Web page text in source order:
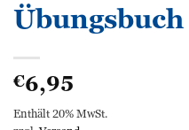
Übungsbuch
€6,95
Enthält 20% MwSt.